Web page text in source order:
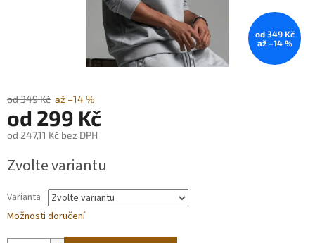
od 349 Kč
až –14 %
od 349 Kč až –14 %
od 299 Kč
od 247,11 Kč bez DPH
cena:
Zvolte variantu
Varianta
Možnosti doručení